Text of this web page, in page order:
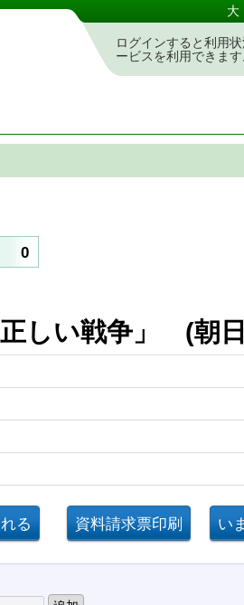
大
ログインすると利用
ービスを利用できます
0
正しい戦争」